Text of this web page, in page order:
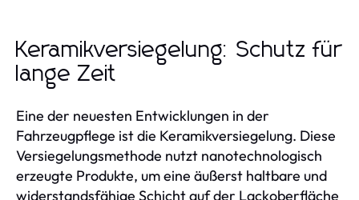
Keramikversiegelung: Schutz für
lange Zeit
Eine der neuesten Entwicklungen in der
Fahrzeugpflege ist die Keramikversiegelung. Diese
Versiegelungsmethode nutzt nanotechnologisch
erzeugte Produkte, um eine äußerst haltbare und
widerstandsfähige Schicht auf der Lackoberfläche